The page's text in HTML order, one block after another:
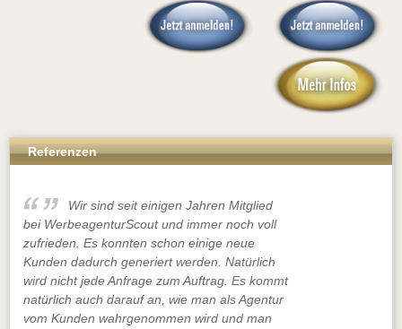
Referenzen
Wir sind seit einigen Jahren Mitglied
bei WerbeagenturScout und immer noch voll
zufrieden. Es konnten schon einige neue
Kunden dadurch generiert werden. Natürlich
wird nicht jede Anfrage zum Auftrag. Es kommt
natürlich auch darauf an, wie man als Agentur
vom Kunden wahrgenommen wird und man